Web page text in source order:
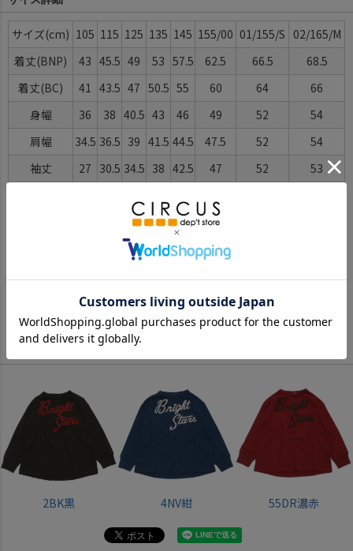
サイズ 105 115 125 135 145 155/00 01/155/S 02/165/M
着丈(BNP)
43 45.5 49 53 57.5 62.5 66.5
68.5
着丈(BC)
41 43.5 47 50.5 55 60 64
66
身幅
36 38 40.5 43 46 49 52
54
肩幅
34.5 36.5 39 41.5 44.5 47.5 52
54
袖丈
27 30.5 34.5 38 42.5 47 52
53
※BCはバックセンター（首から裾までの後中心）です。
※SNPはサイドネックポイント（肩から裾までの直線で計測した長
サイズ詳細について
2BK黒 4NV紺 55DR濃赤